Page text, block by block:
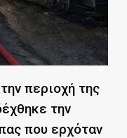
περιοχή της
την
που ερχόταν